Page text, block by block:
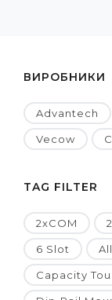
ВИРОБНИКИ
Advantech
Vecow
TAG FILTER
2xCOM
6 Slot
Capacity